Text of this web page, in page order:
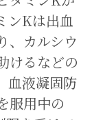
ンKは出血
、カルシウ
けるなどの
血液凝固防
服用中の